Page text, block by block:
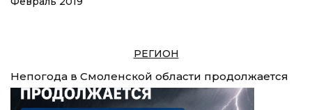
РЕГИОН
Непогода в Смоленской области продолжается